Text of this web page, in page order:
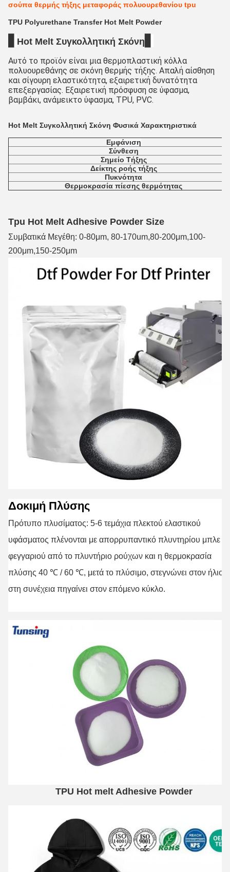
σούπα θερμής τήξης μεταφοράς πολυουρεθανίου tpu
TPU Polyurethane Transfer Hot Melt Powder
Hot Melt Συγκολλητική Σκόνη
Αυτό το προϊόν είναι μια θερμοπλαστική κόλλα
πολυουρεθάνης σε σκόνη θερμής τήξης. Απαλή αίσθηση
και σίγουρη ελαστικότητα, εξαιρετική δυνατότητα
επεξεργασίας. Εξαιρετική πρόσφυση σε ύφασμα,
βαμβάκι, ανάμεικτο ύφασμα, TPU, PVC.
Hot Melt Συγκολλητική Σκόνη Φυσικά Χαρακτηριστικά
Εμφάνιση
Σύνθεση
Σημείο Τήξης
Δείκτης ροής τήξης
Πυκνότητα
Θερμοκρασία πίεσης θερμότητας
Tpu Hot Melt Adhesive Powder Size
Συμβατικά Μεγέθη: 0-80μm, 80-170um,80-200μm,100-
200μm,150-250μm
Δοκιμή Πλύσης
Πρότυπο πλυσίματος: 5-6 τεμάχια πλεκτού ελαστικού
υφάσματος πλένονται με απορρυπαντικό πλυντηρίου μπλε
φεγγαριού από το πλυντήριο ρούχων και η θερμοκρασία
πλύσης 40 ℃ / 60 ℃, μετά το πλύσιμο, στεγνώνει στον ήλιο
στη συνέχεια πηγαίνει στον επόμενο κύκλο.
TPU Hot melt Adhesive Powder